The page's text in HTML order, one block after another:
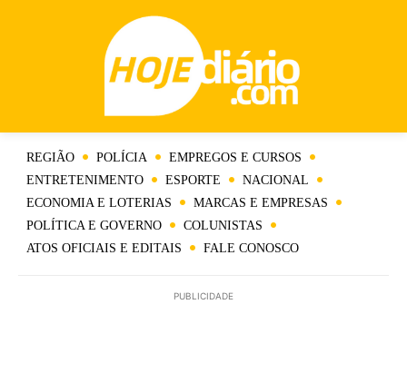
REGIÃO POLÍCIA
EMPREGOS E CURSOS
ENTRETENIMENTO
ESPORTE
NACIONAL
ECONOMIA E LOTERIAS
MARCAS E EMPRESAS
POLÍTICA E GOVERNO
COLUNISTAS
ATOS OFICIAIS E EDITAIS
FALE CONOSCO
PUBLICIDADE